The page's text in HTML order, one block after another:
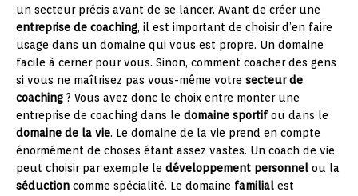
un secteur précis avant de se lancer. Avant de créer une
entreprise de coaching, il est important de choisir d’en faire
usage dans un domaine qui vous est propre. Un domaine
facile à cerner pour vous. Sinon, comment coacher des gens
si vous ne maîtrisez pas vous-même votre secteur de
coaching ? Vous avez donc le choix entre monter une
entreprise de coaching dans le domaine sportifou dans le
domaine de la vie. Le domaine de la vie prend en compte
énormément de choses étant assez vastes. Un coach de vie
peut choisir par exemple le développement personnel ou la
séduction comme spécialité. Le domaine familial est